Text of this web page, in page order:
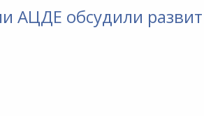
АЦДЕ обсудили